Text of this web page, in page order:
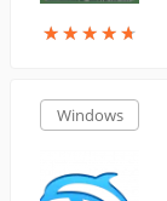
★★★★★
★★★★★
Windows